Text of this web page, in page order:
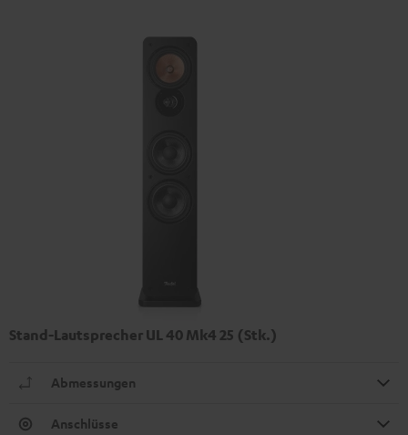
Stand-Lautsprecher UL 40 Mk4 25 (Stk.)
Abmessungen
Anschlüsse